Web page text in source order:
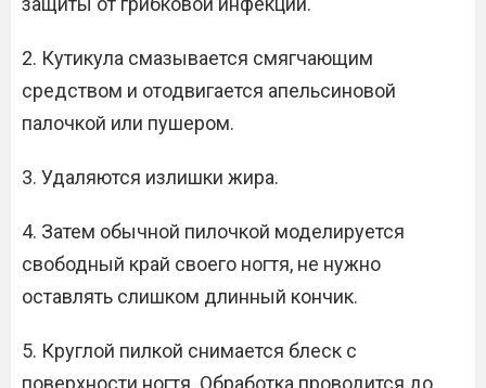
2. Кутикула смазывается смягчающим
средством и отодвигается апельсиновой
палочкой или пушером.
3. Удаляются излишки жира.
4. Затем обычной пилочкой моделируется
свободный край своего ногтя, не нужно
оставлять слишком длинный кончик.
5. Круглой пилкой снимается блеск с
поверхности ногтя. Обработка проводится до